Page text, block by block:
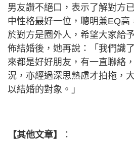
男友讚不絕口，表示了解對方
中性格最好一位，聰明兼EQ高
於對方是圈外人，希望大家給
佈結婚後，她再說：「我們識
來都是好好朋友，有一直聯絡
況，亦經過深思熟慮才拍拖，
以結婚的對象。」
【其他文章】 ：